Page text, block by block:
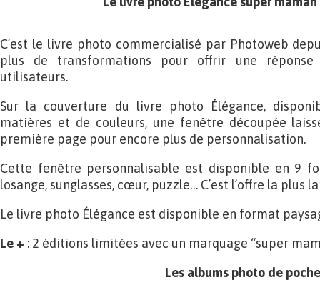
C’est le livre photo commercialisé par Photoweb
plus de transformations pour offrir une
utilisateurs.
Sur la couverture du livre photo Élégance,
matières et de couleurs, une fenêtre découpée
première page pour encore plus de personnalisation.
Cette fenêtre personnalisable est disponible en 9
losange, sunglasses, cœur, puzzle… C’est l’offre la plus
Le livre photo Élégance est disponible en format
Le + : 2 éditions limitées avec un marquage “super
Les albums photo de poche